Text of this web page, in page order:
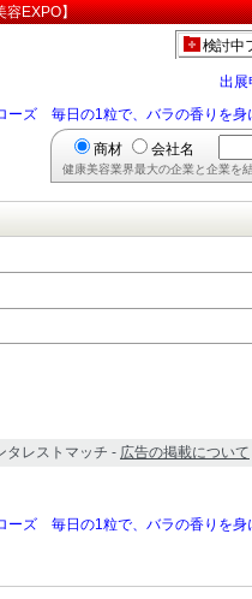
容EXPO】
検討中
出展
ーズ 毎日の1粒で、バラの香りを身
商材 会社名
健康美容業界最大の企業と企業を
タレストマッチ - 広告の掲載について
ーズ 毎日の1粒で、バラの香りを身